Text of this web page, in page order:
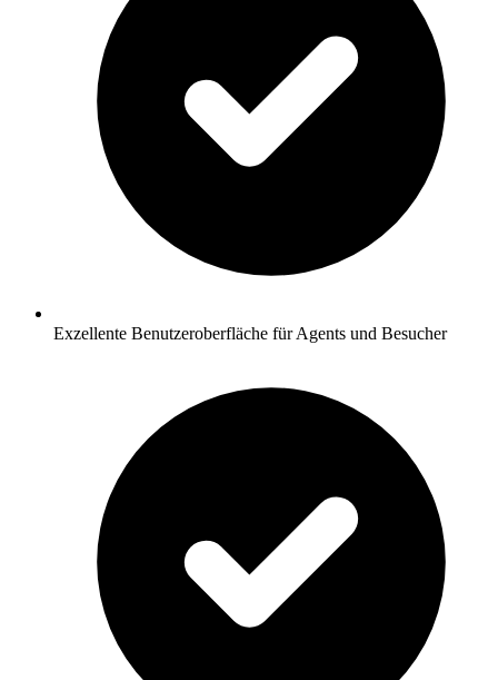
Exzellente Benutzeroberfläche für Agents und Besucher